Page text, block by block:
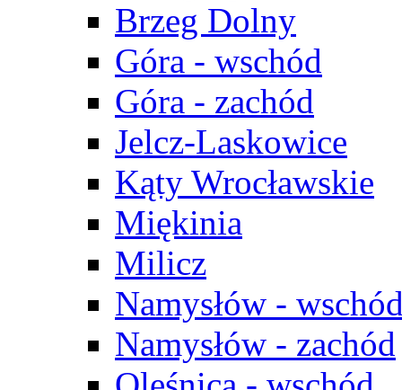
Brzeg Dolny
Góra - wschód
Góra - zachód
Jelcz-Laskowice
Kąty Wrocławskie
Miękinia
Milicz
Namysłów -
Namysłów - zachód